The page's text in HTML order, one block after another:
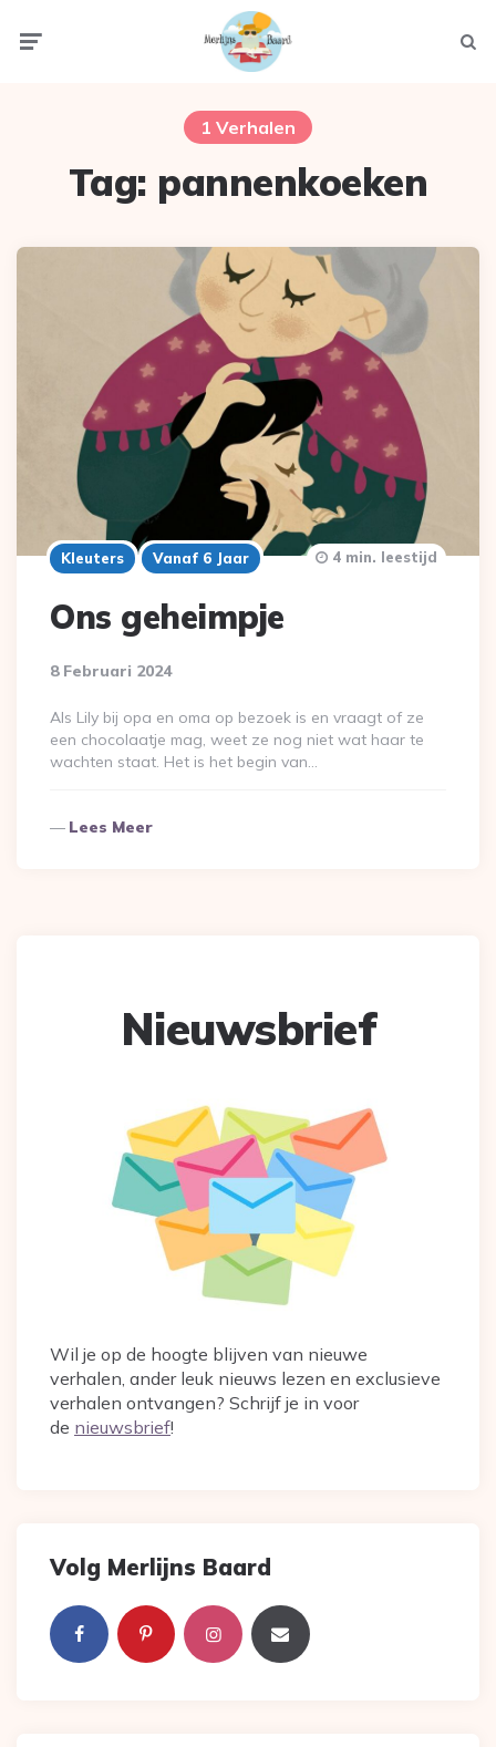
1 Verhalen
Tag: pannenkoeken
Kleuters Vanaf 6 Jaar
Ons geheimpje
8 Februari 2024
4 min. leestijd
Als Lily bij opa en oma op bezoek is en vraagt of ze
een chocolaatje mag, weet ze nog niet wat haar te
wachten staat. Het is het begin van…
Lees Meer
Nieuwsbrief
Wil je op de hoogte blijven van nieuwe
verhalen, ander leuk nieuws lezen en exclusieve
verhalen ontvangen? Schrijf je in voor
de nieuwsbrief!
Volg Merlijns Baard